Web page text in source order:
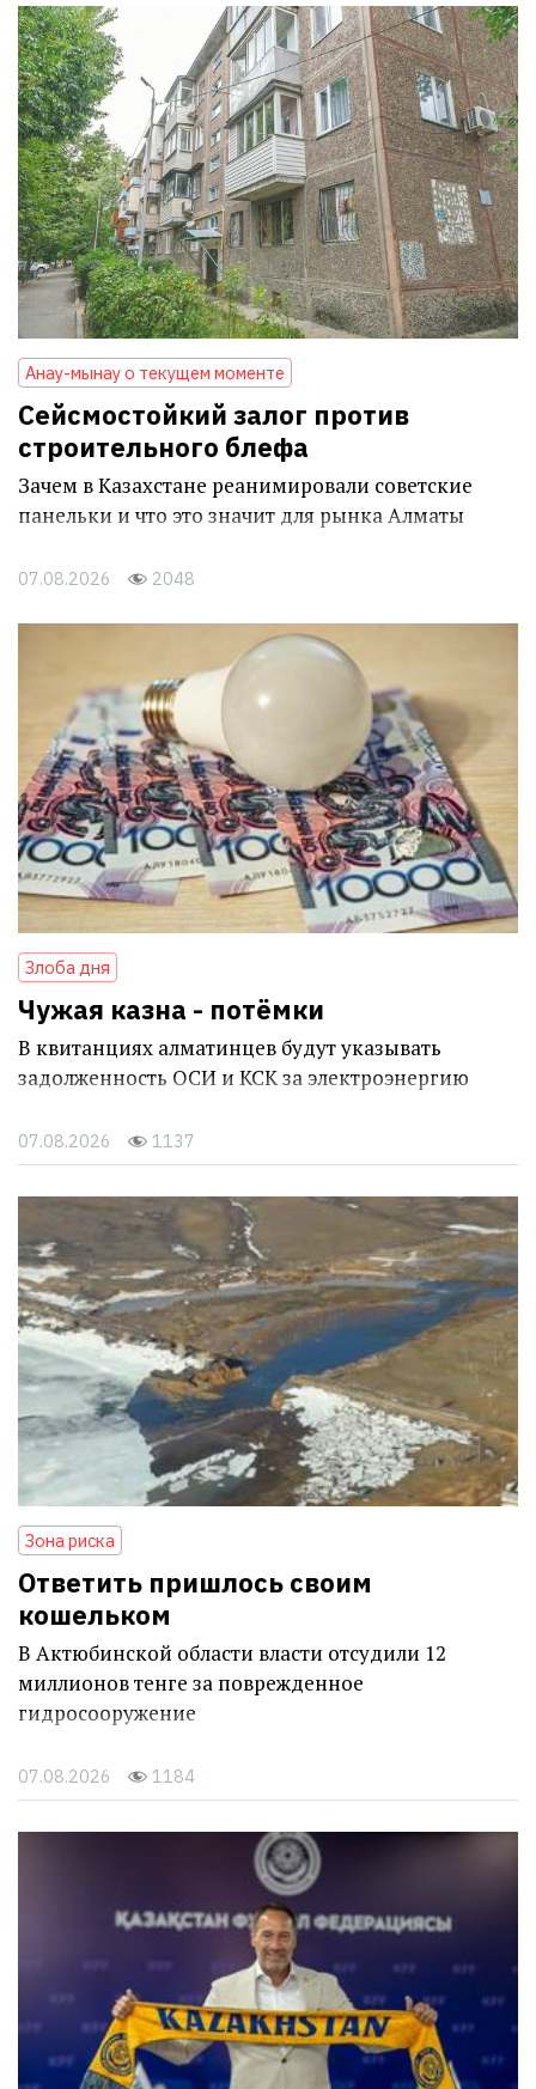
Анау-мынау о текущем моменте
Сейсмостойкий залог против
строительного блефа
Зачем в Казахстане реанимировали советские
панельки и что это значит для рынка Алматы
07.08.2026 2048
Злоба дня
Чужая казна - потёмки
В квитанциях алматинцев будут указывать
задолженность ОСИ и КСК за электроэнергию
07.08.2026 1137
Зона риска
Ответить пришлось своим
кошельком
В Актюбинской области власти отсудили 12
миллионов тенге за поврежденное
гидросооружение
07.08.2026 1184